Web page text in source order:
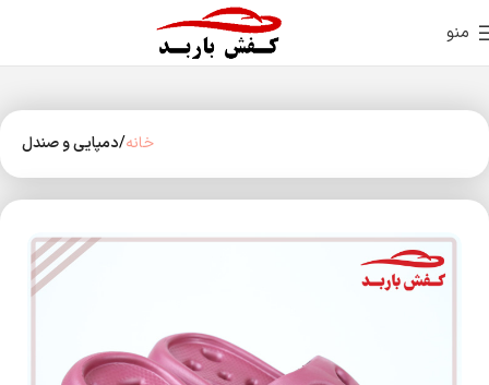
منو
خانه دمپایی و صندل